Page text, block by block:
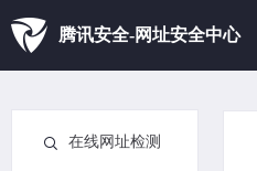
腾讯安全-网址安全中心
在线网址检测